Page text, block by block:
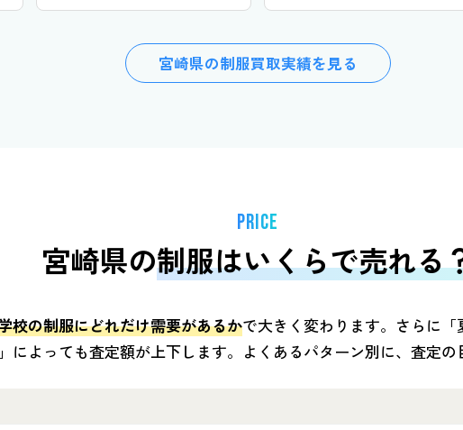
宮崎県の制服買取実績を見る
PRICE
宮崎県の制服はいくらで売れる
校の制服にどれだけ需要があるかで大きく変わります。さらに
によっても査定額が上下します。よくあるパターン別に、査定の